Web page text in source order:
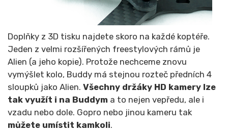
Doplňky z 3D tisku najdete skoro na každé koptéře.
Jeden z velmi rozšířených freestylových rámů je
Alien (a jeho kopie). Protože nechceme znovu
vymýšlet kolo, Buddy má stejnou rozteč předních 4
sloupků jako Alien. Všechny držáky HD kamery lze
tak využít i na Buddym a to nejen vepředu, ale i
vzadu nebo dole. Gopro nebo jinou kameru tak
můžete umístit kamkoli.